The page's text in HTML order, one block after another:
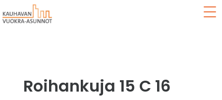
Roihankuja 15 C 16